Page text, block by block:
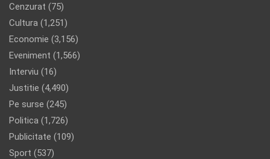
Cenzurat (75)
Cultura (1,251)
Economie (3,156)
Eveniment (1,566)
Interviu (16)
Justitie (4,490)
Pe surse (245)
Politica (1,726)
Publicitate (109)
Sport (537)